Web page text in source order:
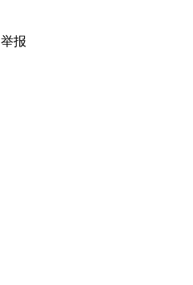
举报